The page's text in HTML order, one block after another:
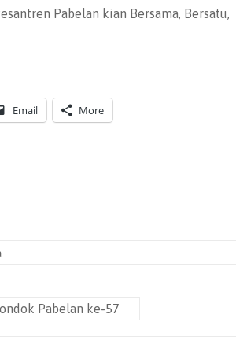
Pabelan kian Bersama, Bersatu,
Email More
Pabelan ke-57